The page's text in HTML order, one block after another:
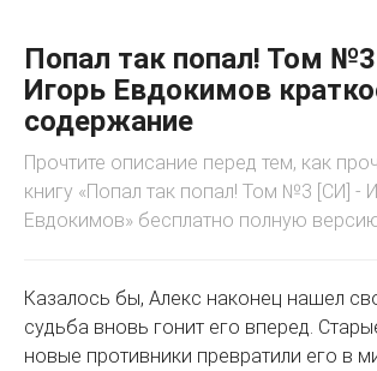
Попал так попал! Том
Игорь Евдокимов
содержание
Прочтите описание перед тем, как
книгу «Попал так попал! Том №3 [СИ] -
Евдокимов» бесплатно полную
Казалось бы, Алекс наконец нашел
судьба вновь гонит его вперед.
новые противники превратили его в